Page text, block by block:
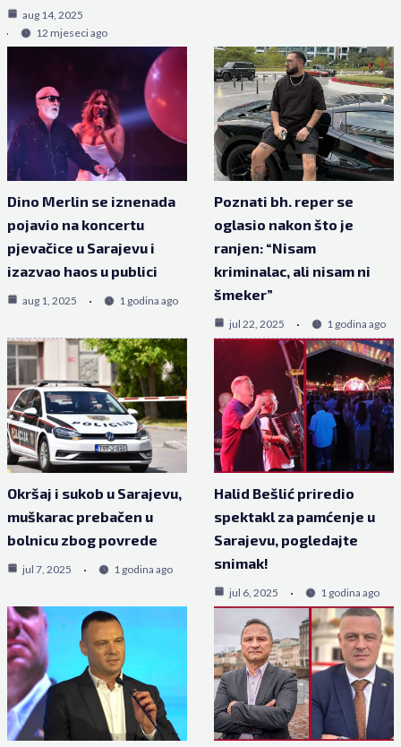
aug 14, 2025
12 mjeseci ago
Dino Merlin se iznenada
pojavio na koncertu
pjevačice u Sarajevu i
izazvao haos u publici
aug 1, 2025 1 godina ago
Poznati bh. reper se
oglasio nakon što je
ranjen: “Nisam
kriminalac, ali nisam ni
šmeker”
jul 22, 2025 1 godina ago
Okršaj i sukob u Sarajevu,
muškarac prebačen u
bolnicu zbog povrede
jul 7, 2025 1 godina ago
Halid Bešlić priredio
spektakl za pamćenje u
Sarajevu, pogledajte
snimak!
jul 6, 2025 1 godina ago